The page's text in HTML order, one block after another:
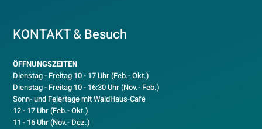
KONTAKT & Besuch
ÖFFNUNGSZEITEN
Dienstag - Freitag 10 - 17 Uhr (Feb.- Okt.)
Dienstag - Freitag 10 - 16:30 Uhr (Nov.- Feb.)
Sonn- und Feiertage mit WaldHaus-Café
12 - 17 Uhr (Feb.- Okt.)
11 - 16 Uhr (Nov.- Dez.)